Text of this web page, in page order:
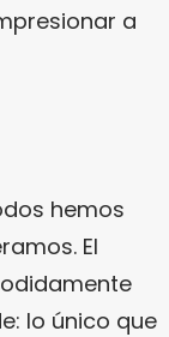
a
hemos
El
lo único que